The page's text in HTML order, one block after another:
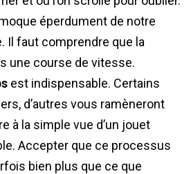
éperdument de notre
Il faut comprendre que la
une course de vitesse.
est indispensable. Certains
d’autres vous ramèneront
à la simple vue d’un jouet
Accepter que ce processus
bien plus que ce que